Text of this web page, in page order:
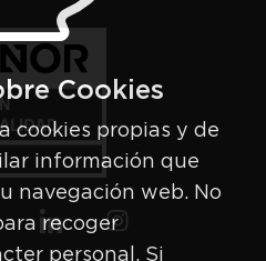
Cookies
cookies propias y de
información que
navegación web. No
recoger
personal. Si